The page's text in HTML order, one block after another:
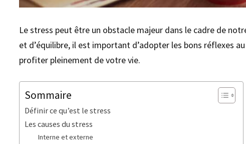
Le stress peut être un obstacle majeur dans le cadre de
et d’équilibre, il est important d’adopter les bons réflexes
profiter pleinement de votre vie.
Sommaire
Définir ce qu’est le stress
Les causes du stress
Interne et externe